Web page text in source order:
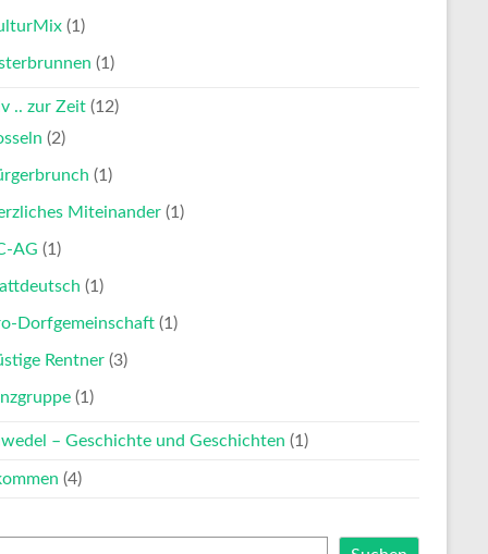
(1)
(1)
.. zur Zeit (12)
(2)
(1)
Miteinander (1)
AG (1)
(1)
Dorfgemeinschaft (1)
Rentner (3)
(1)
– Geschichte und Geschichten (1)
(4)